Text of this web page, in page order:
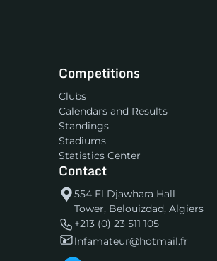
Competitions
Clubs
Calendars and Results
Standings
Stadiums
Statistics Center
Contact
554 El Djawhara Hall
Tower, Belouizdad, Algiers
+213 (0) 23 511 105
lnfamateur@hotmail.fr